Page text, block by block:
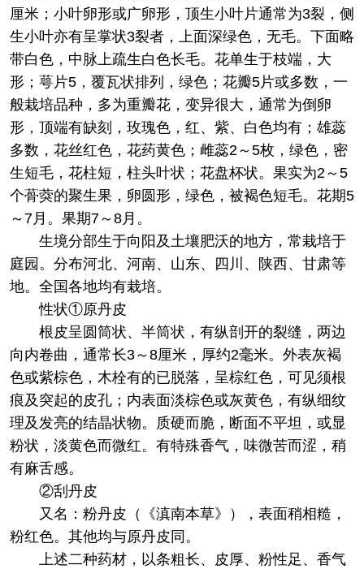
厘米；小叶卵形或广卵形，顶生小叶片通常为3裂，侧
生小叶亦有呈掌状3裂者，上面深绿色，无毛。下面略
带白色，中脉上疏生白色长毛。花单生于枝端，大
形；萼片5，覆瓦状排列，绿色；花瓣5片或多数，一
般栽培品种，多为重瓣花，变异很大，通常为倒卵
形，顶端有缺刻，玫瑰色，红、紫、白色均有；雄蕊
多数，花丝红色，花药黄色；雌蕊2～5枚，绿色，密
生短毛，花柱短，柱头叶状；花盘杯状。果实为2～5
个蓇葖的聚生果，卵圆形，绿色，被褐色短毛。花期5
～7月。果期7～8月。
生境分部生于向阳及土壤肥沃的地方，常栽培于
庭园。分布河北、河南、山东、四川、陕西、甘肃等
地。全国各地均有栽培。
性状①原丹皮
根皮呈圆筒状、半筒状，有纵剖开的裂缝，两边
向内卷曲，通常长3～8厘米，厚约2毫米。外表灰褐
色或紫棕色，木栓有的已脱落，呈棕红色，可见须根
痕及突起的皮孔；内表面淡棕色或灰黄色，有纵细纹
理及发亮的结晶状物。质硬而脆，断面不平坦，或显
粉状，淡黄色而微红。有特殊香气，味微苦而涩，稍
有麻舌感。
②刮丹皮
又名：粉丹皮（《滇南本草》），表面稍相糙，
粉红色。其他均与原丹皮同。
上述二种药材，以条粗长、皮厚、粉性足、香气